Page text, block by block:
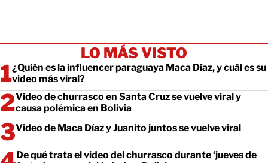
LO MÁS VISTO
¿Quién es la influencer paraguaya Maca Díaz, y cuál es su
video más viral?
Video de churrasco en Santa Cruz se vuelve viral y
causa polémica en Bolivia
Video de Maca Díaz y Juanito juntos se vuelve viral
De qué trata el video del churrasco durante ‘jueves de